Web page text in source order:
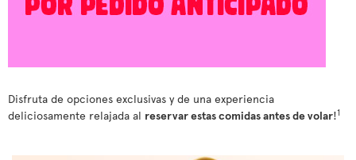
Disfruta de opciones exclusivas y de una experiencia
deliciosamente relajada al reservar estas comidas antes de volar!1